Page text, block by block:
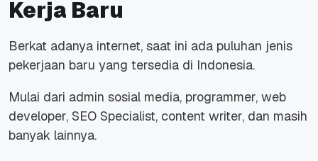
Kerja Baru
Berkat adanya internet, saat ini ada puluhan jenis
pekerjaan baru yang tersedia di Indonesia.
Mulai dari admin sosial media, programmer, web
developer, SEO Specialist, content writer, dan masih
banyak lainnya.